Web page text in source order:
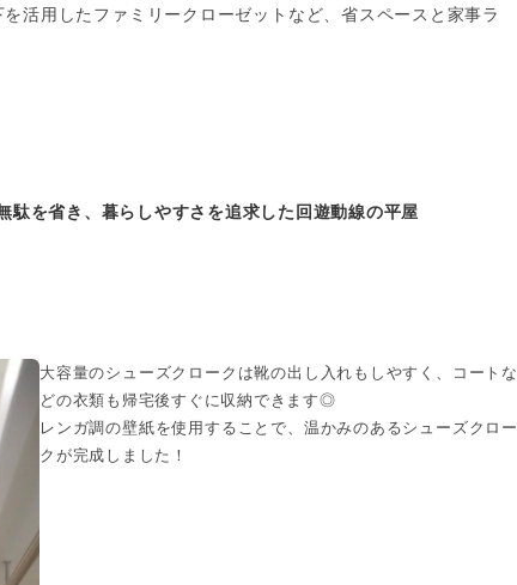
活用したファミリークローゼットなど、省スペースと家事ラ
駄を省き、暮らしやすさを追求した回遊動線の平屋
大容量のシューズクロークは靴の出し入れもしやすく、コートな
どの衣類も帰宅後すぐに収納できます◎
レンガ調の壁紙を使用することで、温かみのあるシューズクロー
クが完成しました！